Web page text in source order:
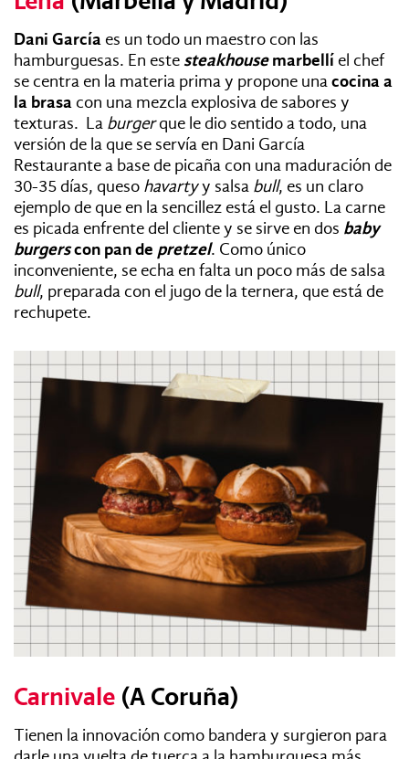
Dani García es un todo un maestro con las
hamburguesas. En estesteakhousemarbellí el chef
se centra en la materia prima y propone unacocina a
la brasa con una mezcla explosiva de sabores y
texturas. La burgerque le dio sentido a todo, una
versión de la que se servía en Dani García
Restaurante a base de picaña con una maduración de
30-35 días, queso havartyy salsa bull, es un claro
ejemplo de que en la sencillez está el gusto. La carne
es picada enfrente del cliente y se sirve en dos baby
burgerscon pan de pretzel. Como único
inconveniente, se echa en falta un poco más de salsa
bull, preparada con el jugo de la ternera, que está de
rechupete.
Carnivale (A Coruña)
Tienen la innovación como bandera y surgieron para